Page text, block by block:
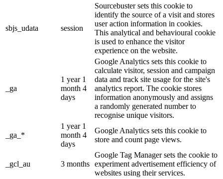
sbjs_udata session
Sourcebuster sets this cookie to
identify the source of a visit and stores
user action information in cookies.
This analytical and behavioural cookie
is used to enhance the visitor
experience on the website.
_ga
1 year 1
month 4
days
Google Analytics sets this cookie to
calculate visitor, session and campaign
data and track site usage for the site's
analytics report. The cookie stores
information anonymously and assigns
a randomly generated number to
recognise unique visitors.
_ga_*
1 year 1
month 4
days
Google Analytics sets this cookie to
store and count page views.
_gcl_au 3 months
Google Tag Manager sets the cookie to
experiment advertisement efficiency of
websites using their services.